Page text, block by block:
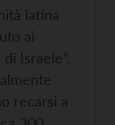
latina
ai
Israele”.
recarsi a